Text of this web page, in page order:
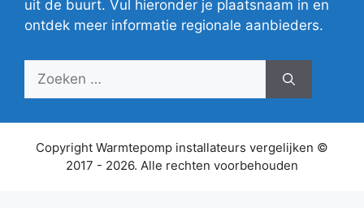
uit de buurt. Vul hieronder je plaatsnaam in en
ontdek meer informatie regionale aanbieders.
Zoek
Copyright Warmtepomp installateurs vergelijken ©
2017 - 2026. Alle rechten voorbehouden